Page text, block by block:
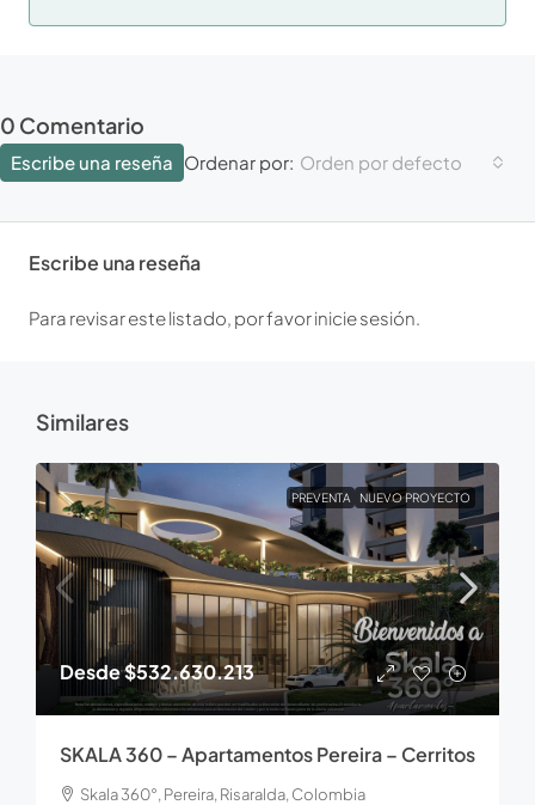
0 Comentario
Ordenar por: Orden por defecto
Escribe una reseña
Escribe una reseña
Para revisar este listado, por favor inicie sesión.
Similares
PREVENTA NUEVO PROYECTO
Desde$532.630.213
SKALA 360 – Apartamentos Pereira – Cerritos
Skala 360°, Pereira, Risaralda, Colombia